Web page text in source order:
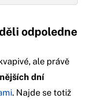
odpoledne
ale právě
dní
. Najde se totiž